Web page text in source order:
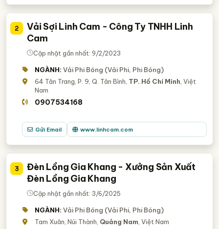
2
Vải Sợi Linh Cam - Công Ty TNHH Linh
Cam
Cập nhật gần nhất: 9/2/2023
NGÀNH: Vải Phi Bóng (Vải Phi, Phi Bóng)
64 Tân Trang, P. 9, Q. Tân Bình, TP. Hồ Chí Minh , Việt
Nam
0907534168
Gửi Email www.linhcam.com
3
Đèn Lồng Gia Khang - Xưởng Sản Xuất
Đèn Lồng Gia Khang
Cập nhật gần nhất: 3/6/2025
NGÀNH: Vải Phi Bóng (Vải Phi, Phi Bóng)
Tam Xuân, Núi Thành, Quảng Nam , Việt Nam